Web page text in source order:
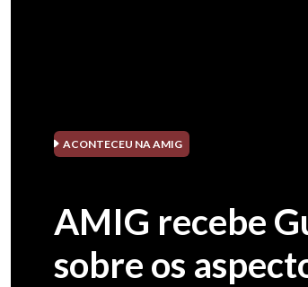
ACONTECEU NA AMIG
AMIG recebe
sobre os